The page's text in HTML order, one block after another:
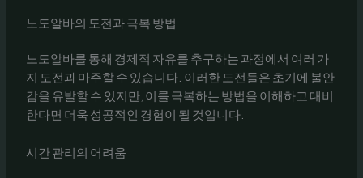
노도알바의 도전과 극복 방법
노도알바를 통해 경제적 자유를 추구하는 과정에서 여러 가
지 도전과 마주할 수 있습니다. 이러한 도전들은 초기에 불안
감을 유발할 수 있지만, 이를 극복하는 방법을 이해하고 대비
한다면 더욱 성공적인 경험이 될 것입니다.
시간 관리의 어려움